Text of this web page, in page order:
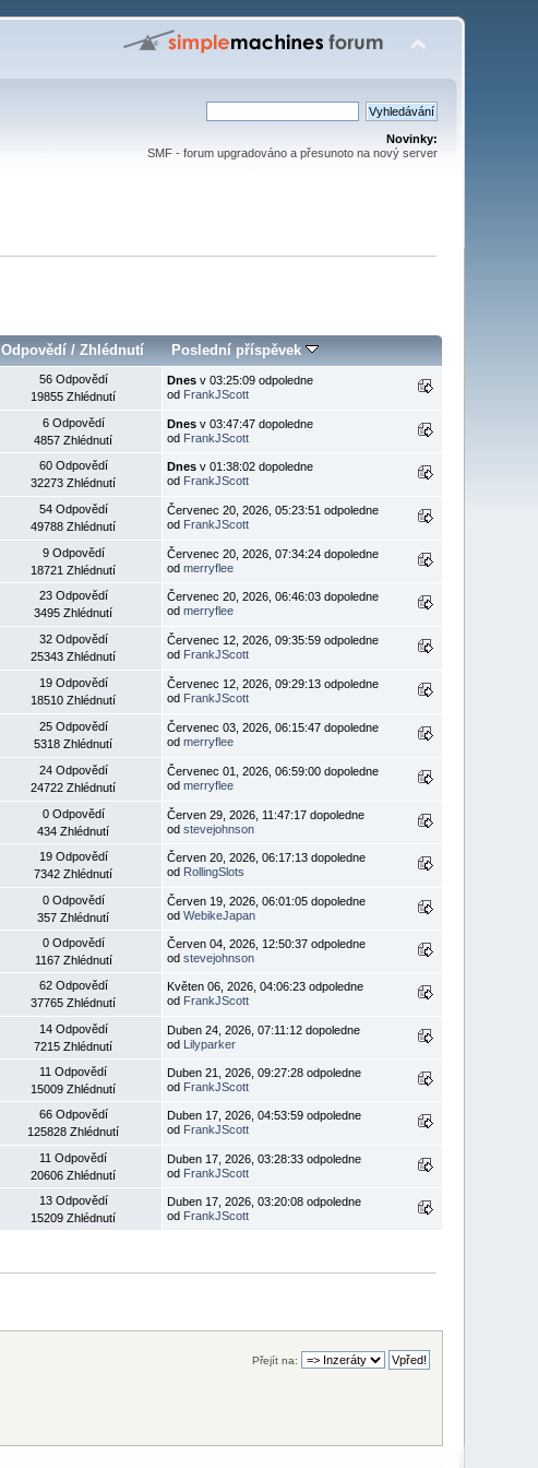
Novinky:
SMF - forum upgradováno a přesunoto na nový server
Odpovědí /Zhlédnutí Poslední příspěvek
56 Odpovědí
19855 Zhlédnutí
Dnes v 03:25:09 odpoledne
od FrankJScott
6 Odpovědí
4857 Zhlédnutí
Dnes v 03:47:47 dopoledne
od FrankJScott
60 Odpovědí
32273 Zhlédnutí
Dnes v 01:38:02 dopoledne
od FrankJScott
54 Odpovědí
49788 Zhlédnutí
Červenec 20, 2026, 05:23:51 odpoledne
od FrankJScott
9 Odpovědí
18721 Zhlédnutí
Červenec 20, 2026, 07:34:24 dopoledne
odmerryflee
23 Odpovědí
3495 Zhlédnutí
Červenec 20, 2026, 06:46:03 dopoledne
odmerryflee
32 Odpovědí
25343 Zhlédnutí
Červenec 12, 2026, 09:35:59 odpoledne
od FrankJScott
19 Odpovědí
18510 Zhlédnutí
Červenec 12, 2026, 09:29:13 odpoledne
od FrankJScott
25 Odpovědí
5318 Zhlédnutí
Červenec 03, 2026, 06:15:47 dopoledne
odmerryflee
24 Odpovědí
24722 Zhlédnutí
Červenec 01, 2026, 06:59:00 dopoledne
odmerryflee
0 Odpovědí
434 Zhlédnutí
Červen 29, 2026, 11:47:17 dopoledne
odstevejohnson
19 Odpovědí
7342 Zhlédnutí
Červen 20, 2026, 06:17:13 dopoledne
od RollingSlots
0 Odpovědí
357 Zhlédnutí
Červen 19, 2026, 06:01:05 dopoledne
odWebikeJapan
0 Odpovědí
1167 Zhlédnutí
Červen 04, 2026, 12:50:37 odpoledne
odstevejohnson
62 Odpovědí
37765 Zhlédnutí
Květen 06, 2026, 04:06:23 odpoledne
od FrankJScott
14 Odpovědí
7215 Zhlédnutí
Duben 24, 2026, 07:11:12 dopoledne
od Lilyparker
11 Odpovědí
15009 Zhlédnutí
Duben 21, 2026, 09:27:28 odpoledne
od FrankJScott
66 Odpovědí
125828 Zhlédnutí
Duben 17, 2026, 04:53:59 odpoledne
od FrankJScott
11 Odpovědí
20606 Zhlédnutí
Duben 17, 2026, 03:28:33 odpoledne
od FrankJScott
13 Odpovědí
15209 Zhlédnutí
Duben 17, 2026, 03:20:08 odpoledne
od FrankJScott
Přejít na: